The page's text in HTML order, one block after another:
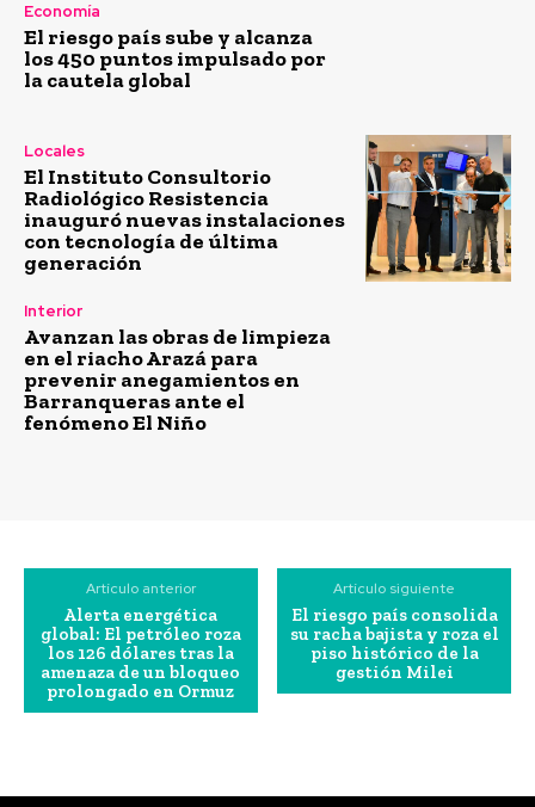
Economía
El riesgo país sube y alcanza
los 450 puntos impulsado por
la cautela global
Locales
El Instituto Consultorio
Radiológico Resistencia
inauguró nuevas instalaciones
con tecnología de última
generación
Interior
Avanzan las obras de limpieza
en el riacho Arazá para
prevenir anegamientos en
Barranqueras ante el
fenómeno El Niño
Artículo anterior
Alerta energética
global: El petróleo roza
los 126 dólares tras la
amenaza de un bloqueo
prolongado en Ormuz
Artículo siguiente
El riesgo país consolida
su racha bajista y roza el
piso histórico de la
gestión Milei